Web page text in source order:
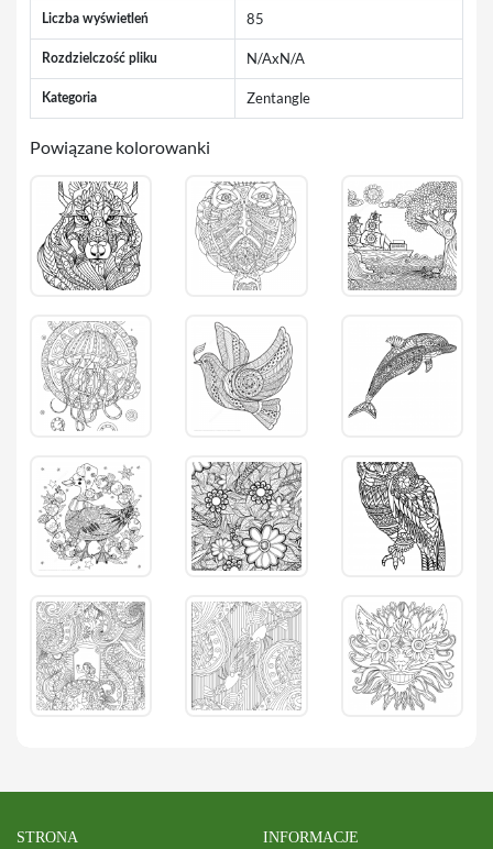
Liczba wyświetleń 85
Rozdzielczość pliku N/AxN/A
Kategoria Zentangle
Powiązane kolorowanki
STRONA INFORMACJE